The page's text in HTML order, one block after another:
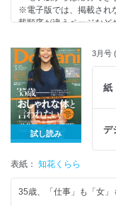
スヌ子の“徒然めし”
Domani的大人文化部
BOOK in BOOK “NEW
BOOK in BOOK
PART 6 買い足し服3枚で
PART 7 ｢きちんと派だ
PART 9 気になるあの人
PART 10 きちんとシャツ
A
PART 11 いきなりおしゃ
PART 12 無印良品、
い！
PART 13 きちんと脚も
PART 14 きちんとケア
“ 見えないメーク”で劇的
「スナック濃好女」
違いがわかる男と女は“
※電子版では、掲載され
載順序が違うページなど
働く女・３人の同時多発
KURARA Studio 4月
KURARA Diary 4月
KURARA Camera 4月
【SHIHO 小物】
小泉里子のNo Life, No
渡辺佳子のなんだかコレ
3月のBUY This2 Month！
Domani的・今月の『お
FURLA×Domani別注カ
『Aiバッグ』が手放せ
“いい女”スカート、でき
試し読み
3月号
紙
デ
表紙： 知花くらら
35歳、「仕事」も「女」